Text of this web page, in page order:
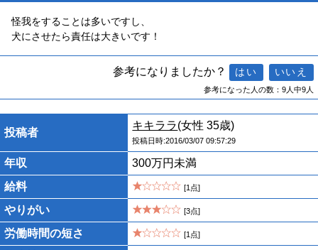
怪我をすることは多いですし、
犬にさせたら責任は大きいです！
参考になりましたか？
参考になった人の数：9人中9人
投稿者
キキララ(女性 35歳)
投稿日時:2016/03/07 09:57:29
年収
300万円未満
給料
[1点]
やりがい [3点]
労働時間の短さ [1点]